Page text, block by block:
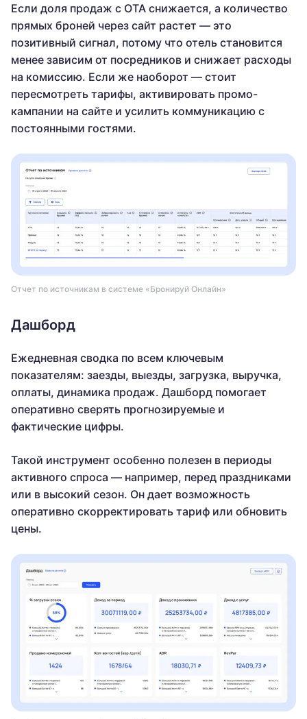
Если доля продаж с OTA снижается, а количество
прямых броней через сайт растет — это
позитивный сигнал, потому что отель становится
менее зависим от посредников и снижает расходы
на комиссию. Если же наоборот — стоит
пересмотреть тарифы, активировать промо-
кампании на сайте и усилить коммуникацию с
постоянными гостями.
Отчет по источникам в системе «Бронируй Онлайн»
Дашборд
Ежедневная сводка по всем ключевым
показателям: заезды, выезды, загрузка, выручка,
оплаты, динамика продаж. Дашборд помогает
оперативно сверять прогнозируемые и
фактические цифры.
Такой инструмент особенно полезен в периоды
активного спроса — например, перед праздниками
или в высокий сезон. Он дает возможность
оперативно скорректировать тариф или обновить
цены.